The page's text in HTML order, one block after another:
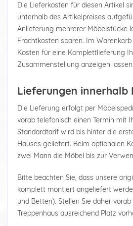
Die Lieferkosten für diesen Artikel
unterhalb des Artikelpreises
Anlieferung mehrerer Möbelstücke
Frachtkosten sparen. Im
Kosten für eine Komplettlieferung
Zusammenstellung anzeigen lassen.
Lieferungen innerhalb
Die Lieferung erfolgt per
vorab telefonisch einen Termin mit
Standardtarif wird bis hinter die
Hauses geliefert. Beim optionalen
zwei Mann die Möbel bis zur
Bitte beachten Sie, dass unsere
komplett montiert angeliefert
und Betten). Stellen Sie daher vorab
Treppenhaus ausreichend Platz